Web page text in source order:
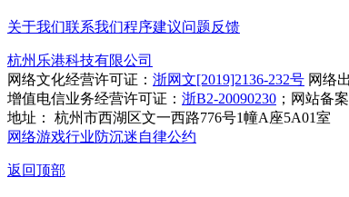
关于我们联系我们程序建议问题反馈
杭州乐港科技有限公司
网络文化经营许可证： 浙网文[2019]2136-232号 网络
增值电信业务经营许可证： 浙B2-20090230 ；网站备
地址： 杭州市西湖区文一西路776号1幢A座5A01室
网络游戏行业防沉迷自律公约
返回顶部